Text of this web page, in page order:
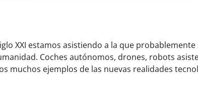
XXI estamos asistiendo a la que
Coches autónomos, drones, robots
muchos ejemplos de las nuevas realidades